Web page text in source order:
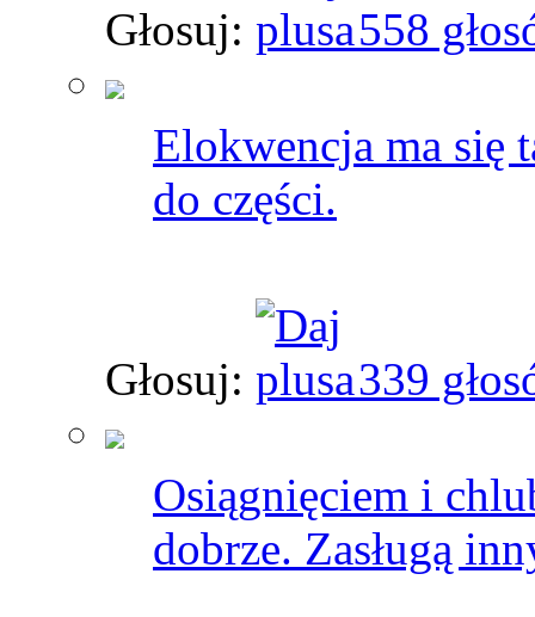
Głosuj: 558
Elokwencja ma się
do części.
Głosuj: 339
Osiągnięciem i
dobrze. Zasługą